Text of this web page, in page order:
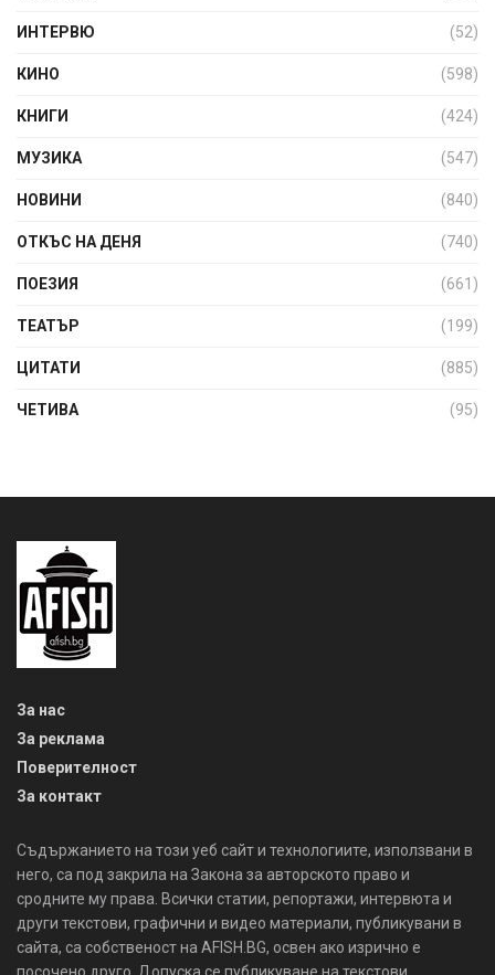
ИНТЕРВЮ (52)
КИНО (598)
КНИГИ (424)
МУЗИКА (547)
НОВИНИ (840)
ОТКЪС НА ДЕНЯ (740)
ПОЕЗИЯ (661)
ТЕАТЪР (199)
ЦИТАТИ (885)
ЧЕТИВА (95)
За нас
За реклама
Поверителност
За контакт
Съдържанието на този уеб сайт и технологиите, използвани в
него, са под закрила на Закона за авторското право и
сродните му права. Всички статии, репортажи, интервюта и
други текстови, графични и видео материали, публикувани в
сайта, са собственост на AFISH.BG, освен ако изрично е
посочено друго. Допуска се публикуване на текстови